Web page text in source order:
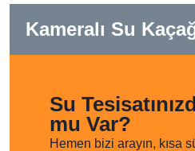
Kameralı Su
Su
mu Var?
Hemen bizi arayın, kısa